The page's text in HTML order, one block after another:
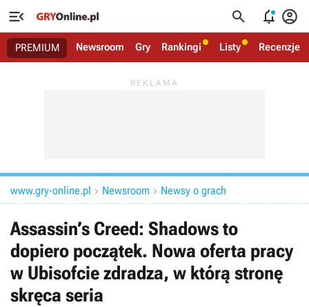
   
PREMIUM Newsroom Gry Rankingi Listy Recenzje
www.gry-online.pl  Newsroom  Newsy o grach
Assassin’s Creed: Shadows to
dopiero początek. Nowa oferta pracy
w Ubisofcie zdradza, w którą stronę
skręca seria